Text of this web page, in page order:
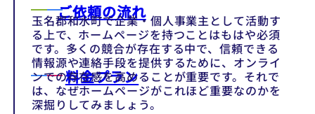
ご依頼の流れ
料金プラン
玉名郡和水町で企業・個人事業主として活動す
る上で、ホームページを持つことはもはや必須
です。多くの競合が存在する中で、信頼できる
情報源や連絡手段を提供するために、オンライ
ンでの存在感を高めることが重要です。それで
は、なぜホームページがこれほど重要なのかを
深掘りしてみましょう。